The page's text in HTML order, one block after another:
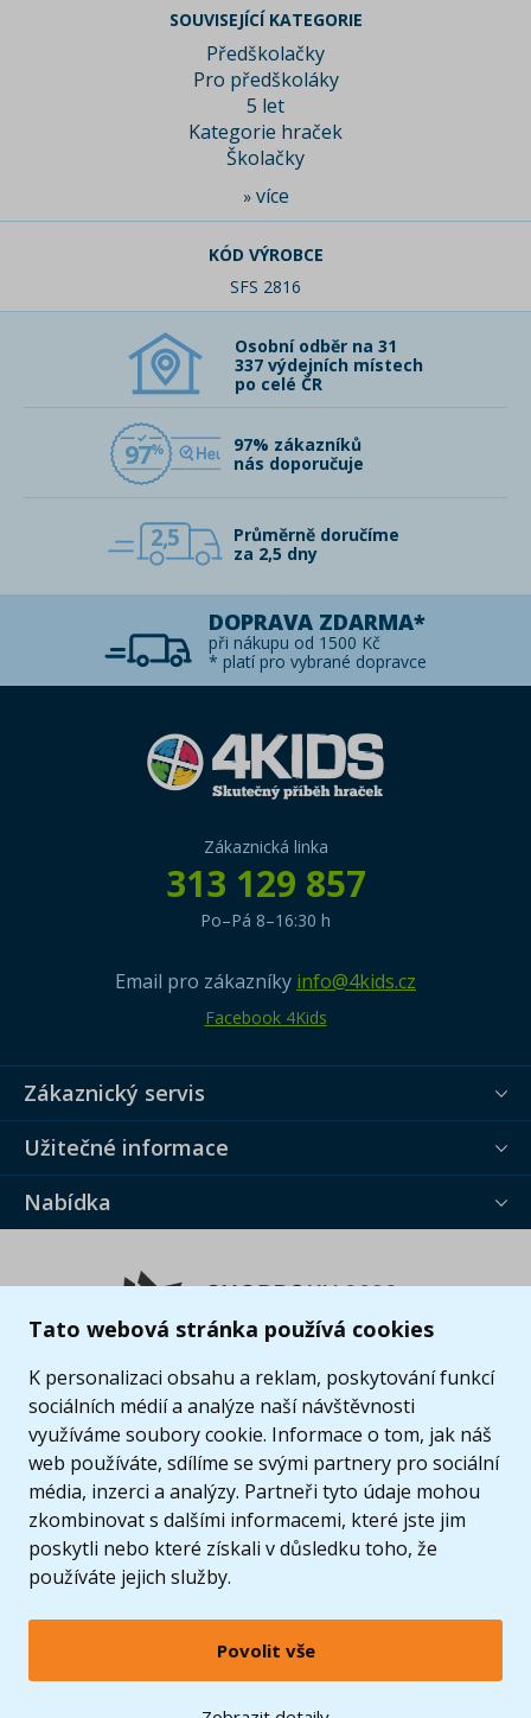
Tato webová stránka používá cookies
K personalizaci obsahu a reklam, poskytování funkcí
sociálních médií a analýze naší návštěvnosti
využíváme soubory cookie. Informace o tom, jak náš
web používáte, sdílíme se svými partnery pro sociální
média, inzerci a analýzy. Partneři tyto údaje mohou
zkombinovat s dalšími informacemi, které jste jim
poskytli nebo které získali v důsledku toho, že
používáte jejich služby.
Povolit vše
SOUVISEJÍCÍ KATEGORIE
Předškolačky
Pro předškoláky
5 let
Kategorie hraček
Školačky
» více
KÓD VÝROBCE
SFS 2816
Osobní odběr na 31
337 výdejních místech
po celé ČR
97
97% zákazníků
nás doporučuje
2,5
Průměrně doručíme
za 2,5 dny
DOPRAVA ZDARMA*
při nákupu od 1500 Kč
* platí pro vybrané dopravce
Zákaznická linka
313 129 857
Po–Pá 8–16:30 h
Email pro zákazníky info@4kids.cz
Facebook 4Kids
Zákaznický servis
Užitečné informace
Nabídka
© 2005 - 2026 Copyright 4kids.cz
LEGO, logo LEGO a minifigurka jsou ochrannými známkami společnosti LEGO Group. ©